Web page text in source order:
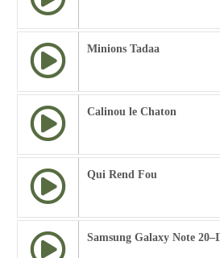
Minions Tadaa
Calinou le Chaton
Qui Rend Fou
Samsung Galaxy Note